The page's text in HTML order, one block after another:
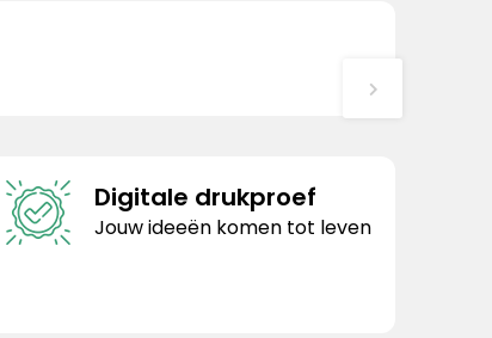
Digitale drukproef
Jouw ideeën komen tot leven